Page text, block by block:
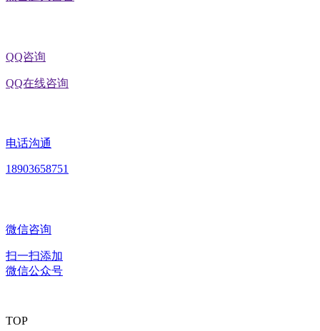
QQ咨询
QQ在线咨询
电话沟通
18903658751
微信咨询
扫一扫添加
微信公众号
TOP